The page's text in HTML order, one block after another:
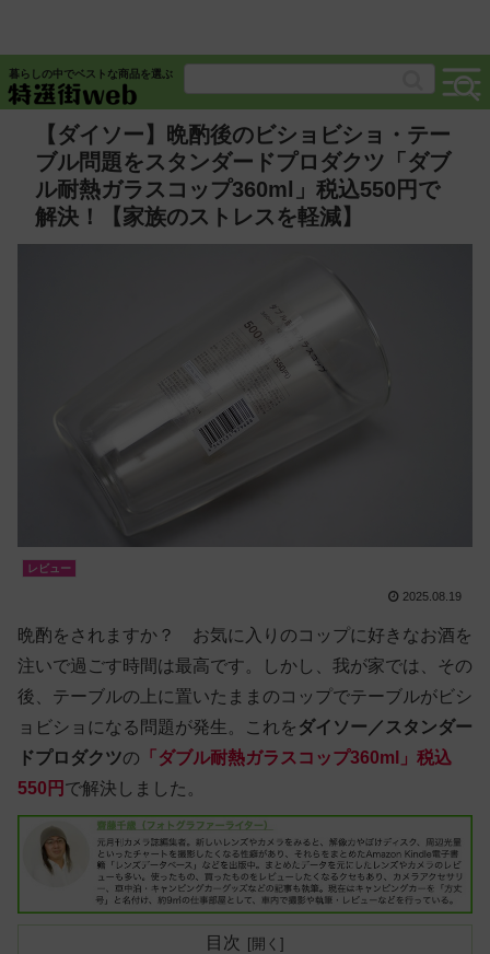
暮らしの中でベストな商品を選ぶ
【ダイソー】晩酌後のビショビショ・テー
ブル問題をスタンダードプロダクツ「ダブ
ル耐熱ガラスコップ360ml」税込550円で
解決！【家族のストレスを軽減】
レビュー
2025.08.19
晩酌をされますか？ お気に入りのコップに好きなお酒を
注いで過ごす時間は最高です。しかし、我が家では、その
後、テーブルの上に置いたままのコップでテーブルがビシ
ョビショになる問題が発生。これを ダイソー／スタンダー
ドプロダクツの 「ダブル耐熱ガラスコップ360ml」税込
550円 で解決しました。
目次